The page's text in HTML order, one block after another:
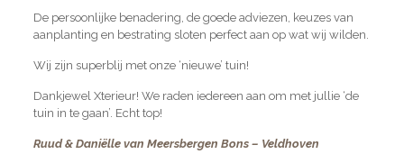
De persoonlijke benadering, de goede adviezen, keuzes van
aanplanting en bestrating sloten perfect aan op wat wij wilden.
Wij zijn superblij met onze ‘nieuwe’ tuin!
Dankjewel Xterieur! We raden iedereen aan om met jullie ‘de
tuin in te gaan’. Echt top!
Ruud & Daniëlle van Meersbergen Bons – Veldhoven